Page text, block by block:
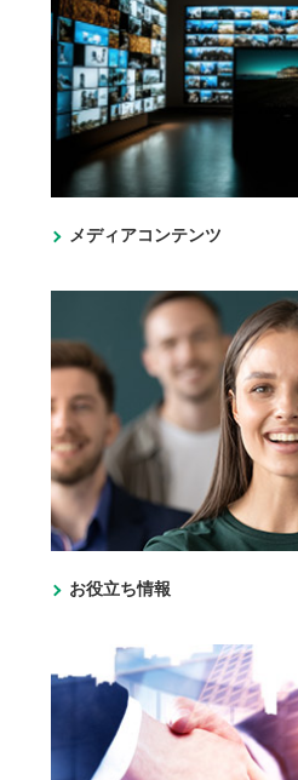
メディアコンテンツ
お役立ち情報